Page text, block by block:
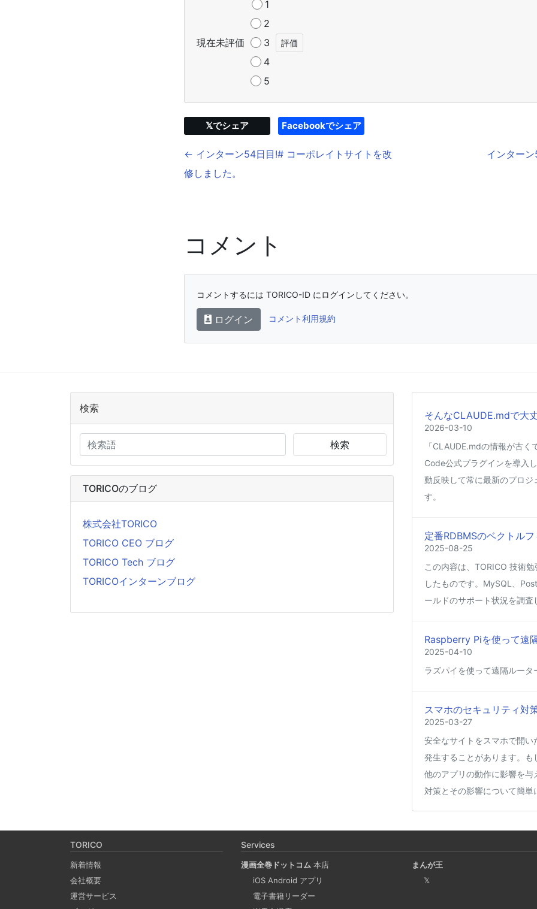
現在未評価
1
2
3
4
5
𝕏でシェア Facebookでシェア
← インターン54日目!# コーポレイトサイトを改
修しました。
インター
コメント
コメントするには TORICO-ID にログインしてください。
ログイン コメント利用規約
検索
検索
TORICOのブログ
株式会社TORICO
TORICO CEO ブログ
TORICO Tech ブログ
TORICOインターンブログ
そんなCLAUDE.mdで大
2026-03-10
「CLAUDE.mdの情報が古
Code公式プラグインを導入
動反映して常に最新のプロジ
す。
定番RDBMSのベクトル
2025-08-25
この内容は、TORICO 技術
したものです。MySQL、
ールドのサポート状況を調査
Raspberry Piを使って遠
2025-04-10
ラズパイを使って遠隔ルータ
スマホのセキュリティ対
2025-03-27
安全なサイトをスマホで開
発生することがあります。
他のアプリの動作に影響を与
対策とその影響について簡単
Coima + Rosetta 2 で、
ージをビルドする
2025-03-24
TORICO
新着情報
会社概要
運営サービス
Services
漫画全巻ドットコム 本店
iOS Android アプリ
電子書籍リーダー
まんが王
𝕏